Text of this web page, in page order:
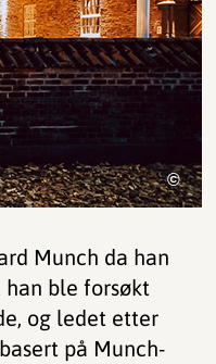
©
Munch da han
ble forsøkt
og ledet etter
på Munch-